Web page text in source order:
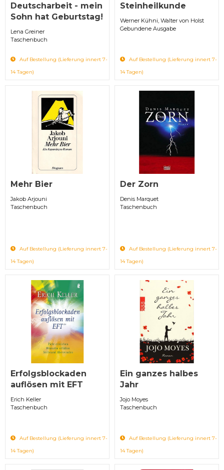
Deutscharbeit - mein
Sohn hat Geburtstag!
Lena Greiner
Taschenbuch
Auf Bestellung (Lieferung innert 7-
14 Tagen)
Steinheilkunde
Werner Kühni, Walter von Holst
Gebundene Ausgabe
Auf Bestellung (Lieferung innert 7-
14 Tagen)
Mehr Bier
Jakob Arjouni
Taschenbuch
Auf Bestellung (Lieferung innert 7-
14 Tagen)
Der Zorn
Denis Marquet
Taschenbuch
Auf Bestellung (Lieferung innert 7-
14 Tagen)
Erfolgsblockaden
auflösen mit EFT
Erich Keller
Taschenbuch
Auf Bestellung (Lieferung innert 7-
14 Tagen)
Ein ganzes halbes
Jahr
Jojo Moyes
Taschenbuch
Auf Bestellung (Lieferung innert 7-
14 Tagen)